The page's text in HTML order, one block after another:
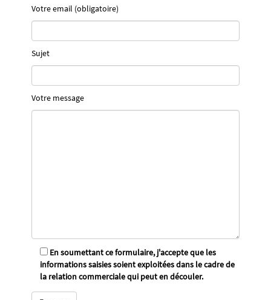
Votre email (obligatoire)
Sujet
Votre message
En soumettant ce formulaire, j'accepte que les
informations saisies soient exploitées dans le cadre de
la relation commerciale qui peut en découler.